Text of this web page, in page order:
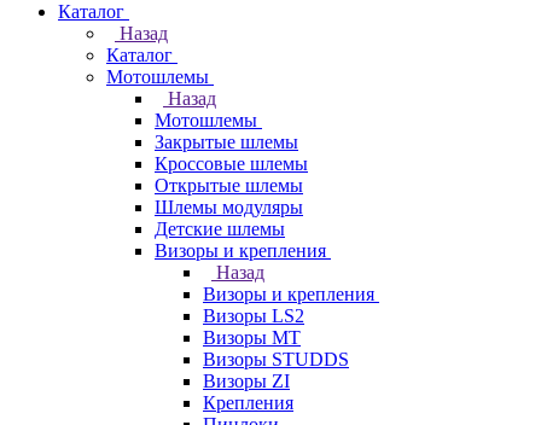
Каталог
Назад
Каталог
Мотошлемы
Назад
Мотошлемы
Закрытые шлемы
Кроссовые шлемы
Открытые шлемы
Шлемы модуляры
Детские шлемы
Визоры и крепления
Назад
Визоры и крепления
Визоры LS2
Визоры MT
Визоры STUDDS
Визоры ZI
Крепления